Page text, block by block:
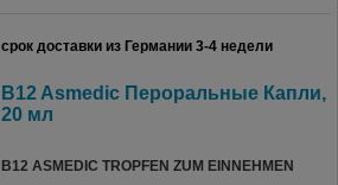
срок доставки из Германии 3-4 недели
B12 Asmedic Пероральные Капли,
20 мл
B12 ASMEDIC TROPFEN ZUM EINNEHMEN